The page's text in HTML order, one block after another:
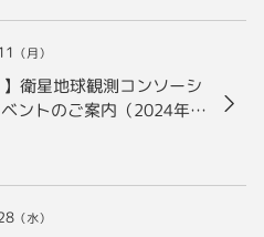
（月）
衛星地球観測コンソーシ
ントのご案内（2024年3
（水）